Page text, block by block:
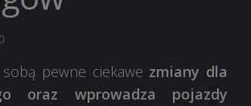
pewne ciekawe zmiany dla
oraz wprowadza pojazdy